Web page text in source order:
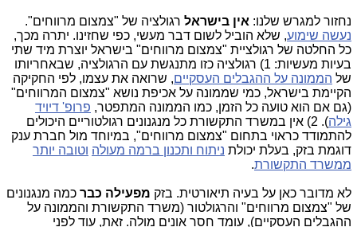
נחזור למגרש שלנו: אין בישראל רגולציה של "צמצום מרווחים".
נעשה שימוע, שלא הוביל לשום דבר מעשי, כפי שחזינו. יתרה מכך,
כל החלטה של רגולציית "צמצום מרווחים" בישראל יוצרת מיד שתי
בעיות מעשיות: 1) רגולציה כזו מתנגשת עם הרגולציה, שבאחריותו
של הממונה על ההגבלים העסקיים, שרואה את עצמו, לפי החקיקה
הקיימת בישראל, כמי שממונה על אכיפת נושא "צמצום המרווחים"
(גם אם הוא טועה כל הזמן, כמו הממונה המתפטר, פרופ' דיויד
גילה
). 2) אין במשרד התקשורת כל מנגנונים רגולטוריים היכולים
להתמודד כראוי בתחום "צמצום מרווחים", במיוחד מול חברת ענק
דוגמת בזק, בעלת יכולת ניתוח ותכנון ברמה מעולה וטובה יותר
ממשרד התקשורת.
לא מדובר כאן על בעיה תיאורטית. בזק מפעילה כבר כמה מנגנונים
של "צמצום מרווחים" והרגולטור (משרד התקשורת והממונה על
ההגבלים העסקיים), עומד חסר אונים מולה. זאת, עוד לפני